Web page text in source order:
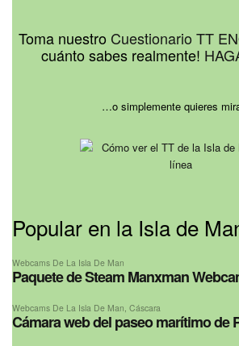
Toma nuestro Cuestionario TT
cuánto sabes realmente!
…o simplemente quieres
Popular en la Isla de
Webcams De La Isla De Man
Paquete de Steam Manxman
Webcams De La Isla De Man, Cáscara
Cámara web del paseo marítimo de